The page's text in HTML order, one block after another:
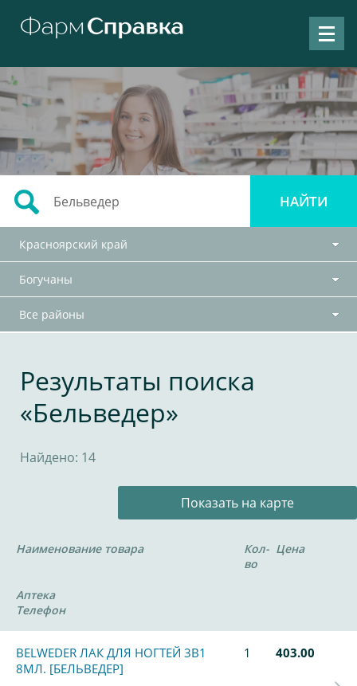
Красноярский край
Богучаны
Все районы
Результаты поиска
«Бельведер»
Найдено: 14
Показать на карте
Наименование товара
Кол-
во
Цена
Аптека
Телефон
BELWEDER ЛАК ДЛЯ НОГТЕЙ 3В1
8МЛ. [БЕЛЬВЕДЕР]
1 403.00